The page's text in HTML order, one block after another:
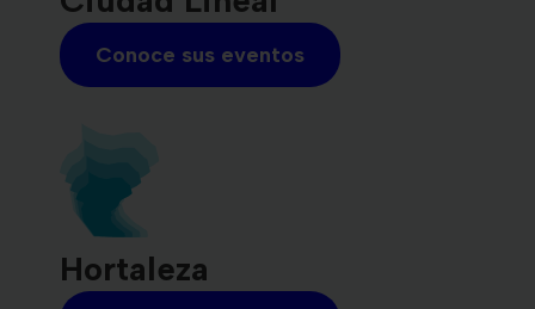
Conoce sus eventos
Hortaleza